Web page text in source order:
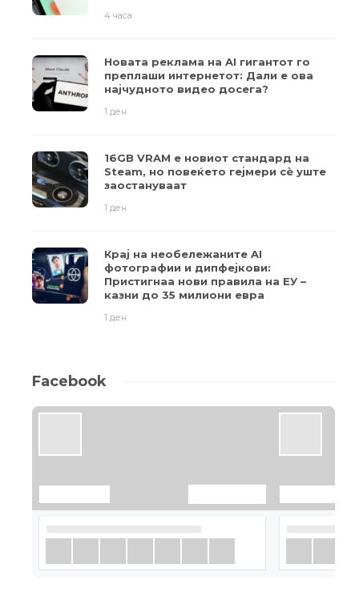
4 часа
Новата реклама на AI гигантот го
преплаши интернетот: Дали е ова
најчудното видео досега?
1 ден
16GB VRAM е новиот стандард на
Steam, но повеќето гејмери ​​сè уште
заостануваат
1 ден
Крај на необележаните AI
фотографии и дипфејкови:
Пристигнаа нови правила на ЕУ –
казни до 35 милиони евра
1 ден
Facebook